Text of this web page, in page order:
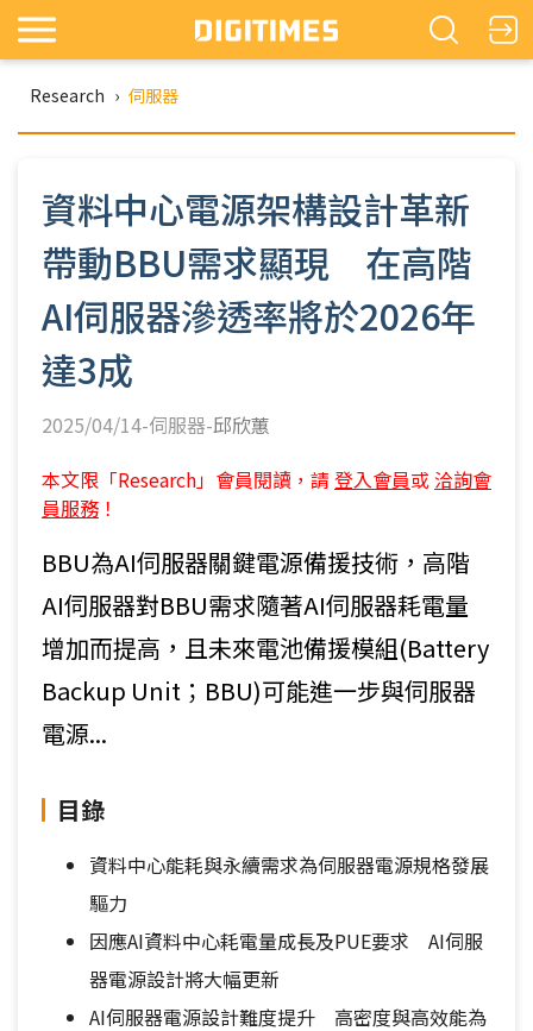
Research › 伺服器
資料中心電源架構設計革新
帶動BBU需求顯現 在高階
AI伺服器滲透率將於2026年
達3成
2025/04/14-伺服器-邱欣蕙
本文限「Research」會員閱讀，請 登入會員或 洽詢會
員服務 ！
BBU為AI伺服器關鍵電源備援技術，高階
AI伺服器對BBU需求隨著AI伺服器耗電量
增加而提高，且未來電池備援模組(Battery
Backup Unit；BBU)可能進一步與伺服器
電源...
目錄
資料中心能耗與永續需求為伺服器電源規格發展
驅力
因應AI資料中心耗電量成長及PUE要求 AI伺服
器電源設計將大幅更新
AI伺服器電源設計難度提升 高密度與高效能為